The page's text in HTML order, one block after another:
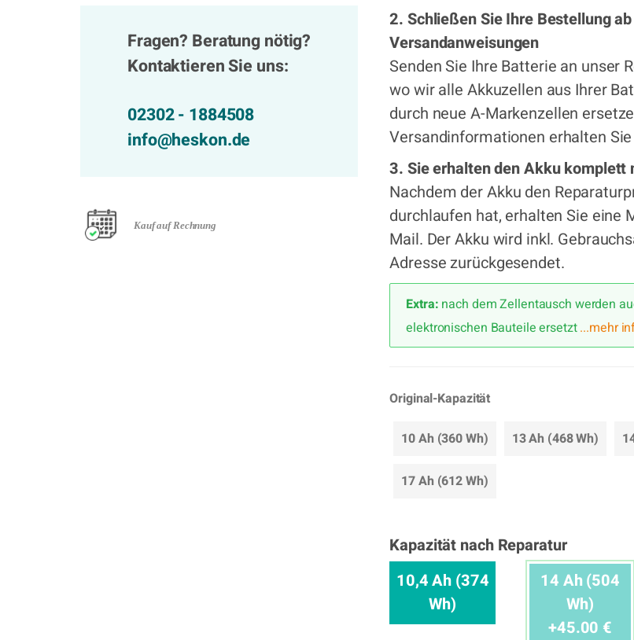
Fragen? Beratung nötig?
Kontaktieren Sie uns:
02302 - 1884508
info@heskon.de
Kauf auf Rechnung
2. Schließen Sie Ihre Bestellung
Versandanweisungen
Senden Sie Ihre Batterie an unser
wo wir alle Akkuzellen aus Ihrer
durch neue A-Markenzellen
Versandinformationen erhalten
3. Sie erhalten den Akku komplett
Nachdem der Akku den
durchlaufen hat, erhalten Sie eine
Mail. Der Akku wird inkl.
Adresse zurückgesendet.
Extra: nach dem Zellentausch werden
elektronischen Bauteile ersetzt...mehr
Original-Kapazität
10 Ah (360 Wh) 13 Ah (468 Wh)
17 Ah (612 Wh)
Kapazität nach Reparatur
10,4 Ah (374
Wh)
14 Ah (504
Wh)
+45.00 €